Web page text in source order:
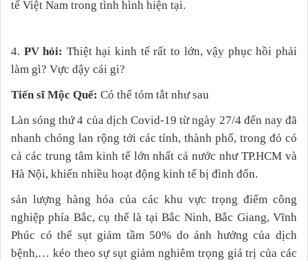
tế Việt Nam trong tình hình hiện tại.
4. PV hỏi: Thiệt hại kinh tế rất to lớn, vậy phục hồi phải
làm gì? Vực dậy cái gi?
Tiến sĩ Mộc Quế: Có thể tóm tắt như sau
Làn sóng thứ 4 của dịch Covid-19 từ ngày 27/4 đến nay đã
nhanh chóng lan rộng tới các tỉnh, thành phố, trong đó có
cả các trung tâm kinh tế lớn nhất cả nước như TP.HCM và
Hà Nội, khiến nhiều hoạt động kinh tế bị đình đốn.
sản lượng hàng hóa của các khu vực trọng điểm công
nghiệp phía Bắc, cụ thể là tại Bắc Ninh, Bắc Giang, Vĩnh
Phúc có thể sụt giảm tầm 50% do ảnh hưởng của dịch
bệnh,… kéo theo sự sụt giảm nghiêm trọng giá trị của các